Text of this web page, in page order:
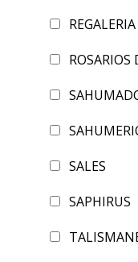
ROSARIOS
SALES
SAPHIRUS